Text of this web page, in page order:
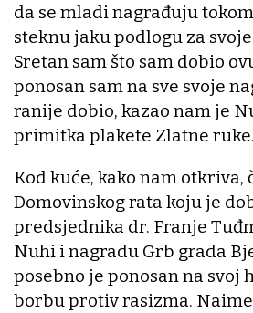
da se mladi nagrađuju
steknu jaku podlogu za
Sretan sam što sam dobio
ponosan sam na sve svoje
ranije dobio, kazao nam je
primitka plakete Zlatne ruke.
Kod kuće, kako nam otkriva,
Domovinskog rata koju je
predsjednika dr. Franje
Nuhi i nagradu Grb grada
posebno je ponosan na svoj
borbu protiv rasizma.